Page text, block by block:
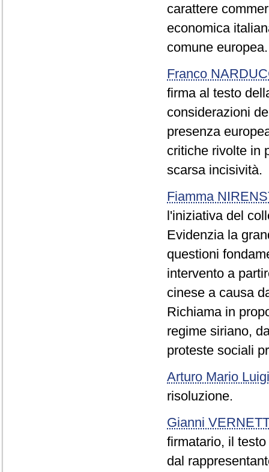
carattere
economica
comune europea.
Franco
firma al testo
considerazioni
presenza
critiche rivolte in
scarsa incisività.
Fiamma
l'iniziativa del
Evidenzia la
questioni
intervento a
cinese a causa
Richiama in
regime siriano,
proteste sociali
Arturo Mario
risoluzione.
Gianni
firmatario, il
dal